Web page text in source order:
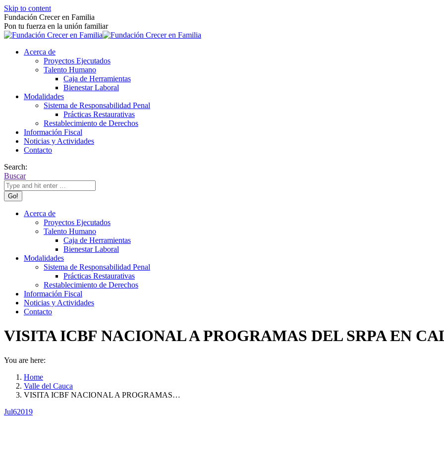
Skip to content
Fundación Crecer en Familia
Pon tu fuerza en la unión familiar
Acerca de
Proyectos Ejecutados
Talento Humano
Caja de Herramientas
Bienestar Laboral
Modalidades
Sistema de Responsabilidad Penal
Prácticas Restaurativas
Restablecimiento de Derechos
Información Fiscal
Noticias y Actividades
Contacto
Search:
Buscar
Acerca de
Proyectos Ejecutados
Talento Humano
Caja de Herramientas
Bienestar Laboral
Modalidades
Sistema de Responsabilidad Penal
Prácticas Restaurativas
Restablecimiento de Derechos
Información Fiscal
Noticias y Actividades
Contacto
VISITA ICBF NACIONAL A PROGRAMAS DEL SRPA EN
You are here:
Home
Valle del Cauca
VISITA ICBF NACIONAL A PROGRAMAS…
Jul62019